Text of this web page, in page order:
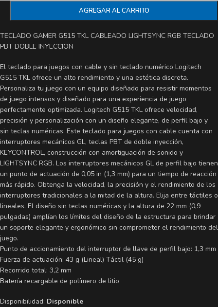
AGREGAR AL CARRITO
TECLADO GAMER G515 TKL CABLEADO LIGHTSYNC RGB TECLADO
PBT DOBLE INYECCION
El teclado para juegos con cable y sin teclado numérico Logitech
G515 TKL ofrece un alto rendimiento y una estética discreta.
Personaliza tu juego con un equipo diseñado para resistir momentos
de juego intensos y diseñado para una experiencia de juego
perfectamente optimizada. Logitech G515 TKL ofrece velocidad,
precisión y personalización con un diseño elegante, de perfil bajo y
sin teclas numéricas. Este teclado para juegos con cable cuenta con
interruptores mecánicos GL, teclas PBT de doble inyección,
KEYCONTROL, construcción con amortiguación de sonido y
LIGHTSYNC RGB. Los interruptores mecánicos GL de perfil bajo tienen
un punto de actuación de 0,05 in (1,3 mm) para un tiempo de reacción
más rápido. Obtenga la velocidad, la precisión y el rendimiento de los
interruptores tradicionales a la mitad de la altura. Elija entre táctiles o
lineales. El diseño sin teclas numéricas y la altura de 22 mm (0,9
pulgadas) amplían los límites del diseño de la estructura para brindar
un soporte elegante y ergonómico sin comprometer el rendimiento del
juego.
Punto de accionamiento del interruptor de llave de perfil bajo: 1,3 mm
Fuerza de actuación: 43 g (Lineal) Táctil (45 g)
Recorrido total: 3,2 mm
Batería recargable de polímero de litio
Disponibilidad: Disponible